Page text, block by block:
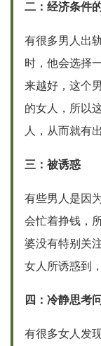
二：经济条件
有很多男人出
时，他会选择
来越好，这个
的女人，所以
人，从而就有
三：被诱惑
有些男人是因
会忙着挣钱，
婆没有特别关
女人所诱惑到
四：冷静思考
有很多女人发